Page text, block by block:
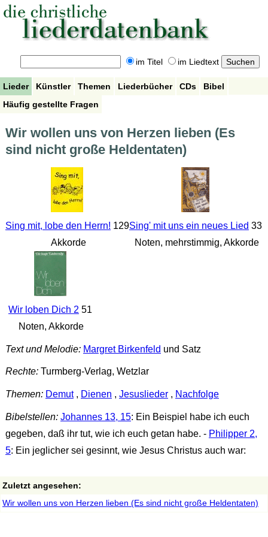
im Titel im Liedtext
Lieder Künstler Themen Liederbücher CDs
Bibel
Häufig gestellte Fragen
Wir wollen uns von Herzen lieben (Es
sind nicht große Heldentaten)
Sing mit, lobe den Herrn! 129
Akkorde
Sing' mit uns ein neues Lied 33
Noten, mehrstimmig, Akkorde
Wir loben Dich 2 51
Noten, Akkorde
Text und Melodie: Margret Birkenfeld und Satz
Rechte:Turmberg-Verlag, Wetzlar
Themen: Demut, Dienen , Jesuslieder, Nachfolge
Bibelstellen: Johannes 13, 15: Ein Beispiel habe ich euch
gegeben, daß ihr tut, wie ich euch getan habe. - Philipper 2,
5: Ein jeglicher sei gesinnt, wie Jesus Christus auch war:
Zuletzt angesehen:
Wir wollen uns von Herzen lieben (Es sind nicht große Heldentaten)